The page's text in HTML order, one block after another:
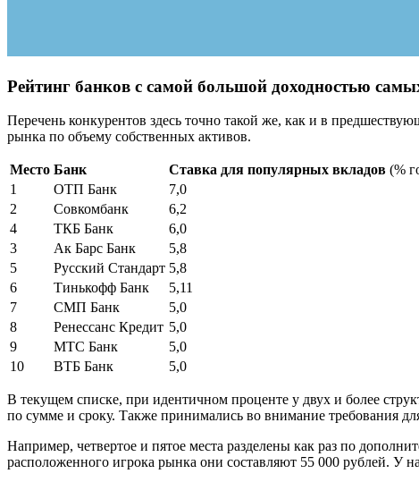
Рейтинг банков с самой большой доходностью
Перечень конкурентов здесь точно такой же, как и в
рынка по объему собственных активов.
Место Банк Ставка для популярных вкладов (%
1
ОТП Банк
7,0
2
Совкомбанк
6,2
4
ТКБ Банк
6,0
3
Ак Барс Банк
5,8
5
Русский Стандарт 5,8
6
Тинькофф Банк
5,11
7
СМП Банк
5,0
8
Ренессанс Кредит 5,0
9
МТС Банк
5,0
10
ВТБ Банк 5,0
В текущем списке, при идентичном проценте у двух и более
по сумме и сроку. Также принимались во внимание требования
Например, четвертое и пятое места разделены как раз по
расположенного игрока рынка они составляют 55 000 рублей. У